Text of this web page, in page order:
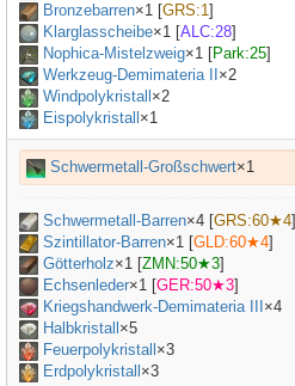
Bronzebarren×1 [GRS:1]
Klarglasscheibe×1 [ALC:28]
Nophica-Mistelzweig×1 [Park:25]
Werkzeug-Demimateria II ×2
Windpolykristall ×2
Eispolykristall ×1
Schwermetall-Großschwert×1
Schwermetall-Barren×4 [GRS:60★4]
Szintillator-Barren×1 [GLD:60★4]
Götterholz×1 [ZMN:50★3]
Echsenleder×1 [GER:50★3]
Kriegshandwerk-Demimateria III ×4
Halbkristall ×5
Feuerpolykristall ×3
Erdpolykristall ×3